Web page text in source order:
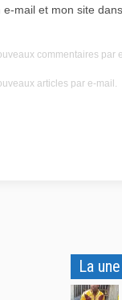
mail et mon site
commentaires par
articles par e-mail.
La une